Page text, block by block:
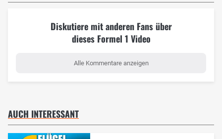
Diskutiere mit anderen Fans über
dieses Formel 1 Video
Alle Kommentare anzeigen
AUCH INTERESSANT